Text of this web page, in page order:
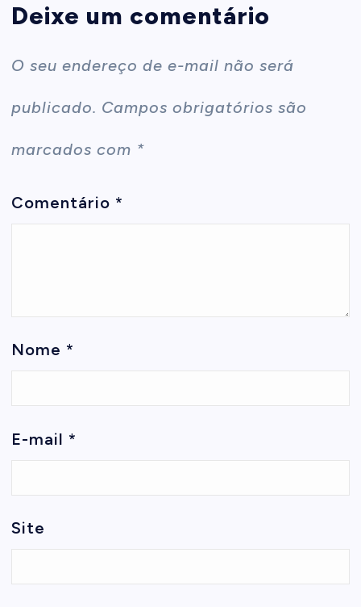
Deixe um comentário
O seu endereço de e-mail não será
publicado. Campos obrigatórios são
marcados com *
Comentário *
Nome *
E-mail *
Site